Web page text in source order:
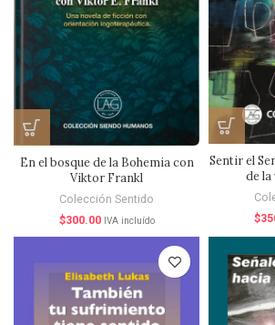
En el bosque de la Bohemia con
Viktor Frankl
Colección Sentido
$300.00 IVA incluído
Sentir el
de
$